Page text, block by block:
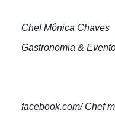
Chef Mônica Chaves
Gastronomia &
facebook.com/ Chef